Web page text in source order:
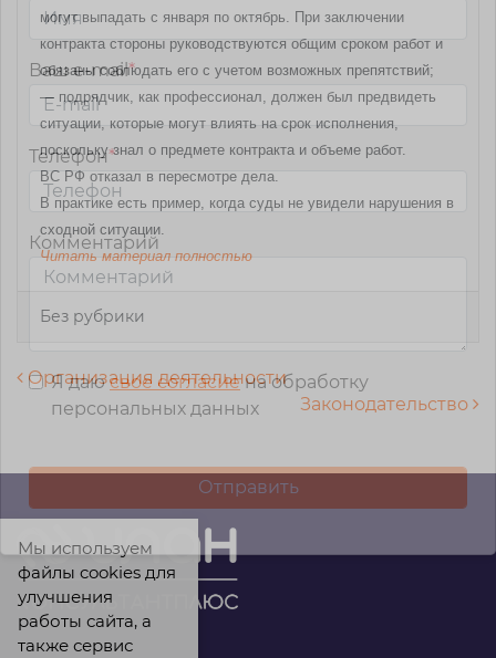
могут выпадать с января по октябрь. При заключении
контракта стороны руководствуются общим сроком работ и
обязаны соблюдать его с учетом возможных препятствий;
— подрядчик, как профессионал, должен был предвидеть
ситуации, которые могут влиять на срок исполнения,
поскольку знал о предмете контракта и объеме работ.
ВС РФ отказал в пересмотре дела.
В практике есть пример, когда суды не увидели нарушения в
сходной ситуации.
Читать материал полностью
Без рубрики
Навигация по записям
Организация деятельности
Законодательство
Ваш e-mail*
Телефон*
Комментарий
Я даюсвое согласиена обработку
персональных данных
Мы используем
файлы cookies для
улучшения
работы сайта, а
также сервис